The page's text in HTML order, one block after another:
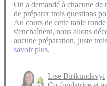
On a demandé à chacune de
de préparer trois questions
Au cours de cette table
s'enchaînent, nous allons
aucune préparation, juste
savoir plus.
Lise Birikundavyi